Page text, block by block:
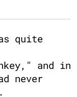
quite
and in
never